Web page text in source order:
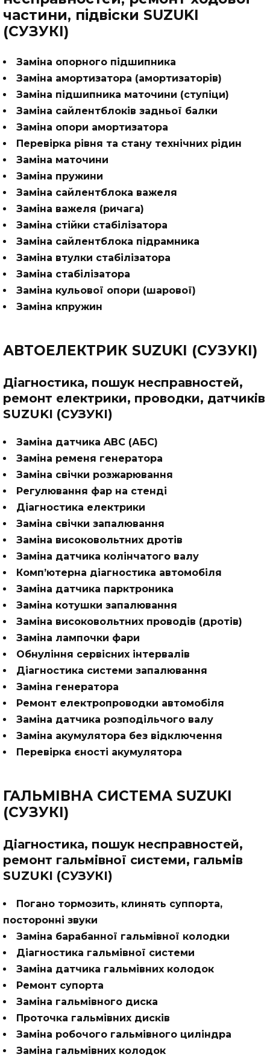
частини, підвіски SUZUKI
(СУЗУКІ)
Заміна опорного підшипника
Заміна амортизатора (амортизаторів)
Заміна підшипника маточини (ступіци)
Заміна сайлентблоків задньої балки
Заміна опори амортизатора
Перевірка рівня та стану технічних рідин
Заміна маточини
Заміна пружини
Заміна сайлентблока важеля
Заміна важеля (ричага)
Заміна стійки стабілізатора
Заміна сайлентблока підрамника
Заміна втулки стабілізатора
Заміна стабілізатора
Заміна кульової опори (шарової)
Заміна кпружин
АВТОЕЛЕКТРИК SUZUKI (СУЗУКІ)
Діагностика, пошук несправностей,
ремонт електрики, проводки, датчиків
SUZUKI (СУЗУКІ)
Заміна датчика ABC (АБС)
Заміна ременя генератора
Заміна свічки розжарювання
Регулювання фар на стенді
Діагностика електрики
Заміна свічки запалювання
Заміна високовольтних дротів
Заміна датчика колінчатого валу
Комп’ютерна діагностика автомобіля
Заміна датчика парктроника
Заміна котушки запалювання
Заміна високовольтних проводів (дротів)
Заміна лампочки фари
Обнуління сервісних інтервалів
Діагностика системи запалювання
Заміна генератора
Ремонт електропроводки автомобіля
Заміна датчика розподільчого валу
Заміна акумулятора без відключення
Перевірка єності акумулятора
ГАЛЬМІВНА СИСТЕМА SUZUKI
(СУЗУКІ)
Діагностика, пошук несправностей,
ремонт гальмівної системи, гальмів
SUZUKI (СУЗУКІ)
Погано тормозить, клинять суппорта,
посторонні звуки
Заміна барабанної гальмівної колодки
Діагностика гальмівної системи
Заміна датчика гальмівних колодок
Ремонт супорта
Заміна гальмівного диска
Проточка гальмівних дисків
Заміна робочого гальмівного циліндра
Заміна гальмівних колодок